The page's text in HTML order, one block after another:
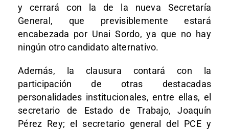
y cerrará con la de la nueva Secretaría
General, que previsiblemente estará
encabezada por Unai Sordo, ya que no hay
ningún otro candidato alternativo.
Además, la clausura contará con la
participación de otras destacadas
personalidades institucionales, entre ellas, el
secretario de Estado de Trabajo, Joaquín
Pérez Rey; el secretario general del PCE y